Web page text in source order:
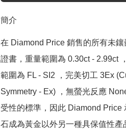
簡介
在 Diamond Price 銷售的所有未
證書，重量範圍為 0.30ct - 2.99ct
範圍為 FL - SI2 ，完美切工 3Ex
Symmetry - Ex) ，無螢光反應
受性的標準，因此 Diamond Price
石成為黃金以外另一種具保值性產